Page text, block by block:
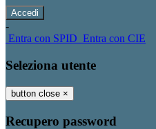
-
Entra con SPID Entra con CIE
Seleziona utente
button close ×
Recupero password